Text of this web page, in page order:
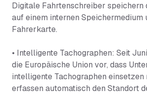
Digitale Fahrtenschreiber speichern
auf einem internen Speichermedium
Fahrerkarte.
• Intelligente Tachographen: Seit
die Europäische Union vor, dass
intelligente Tachographen einsetzen
erfassen automatisch den Standort